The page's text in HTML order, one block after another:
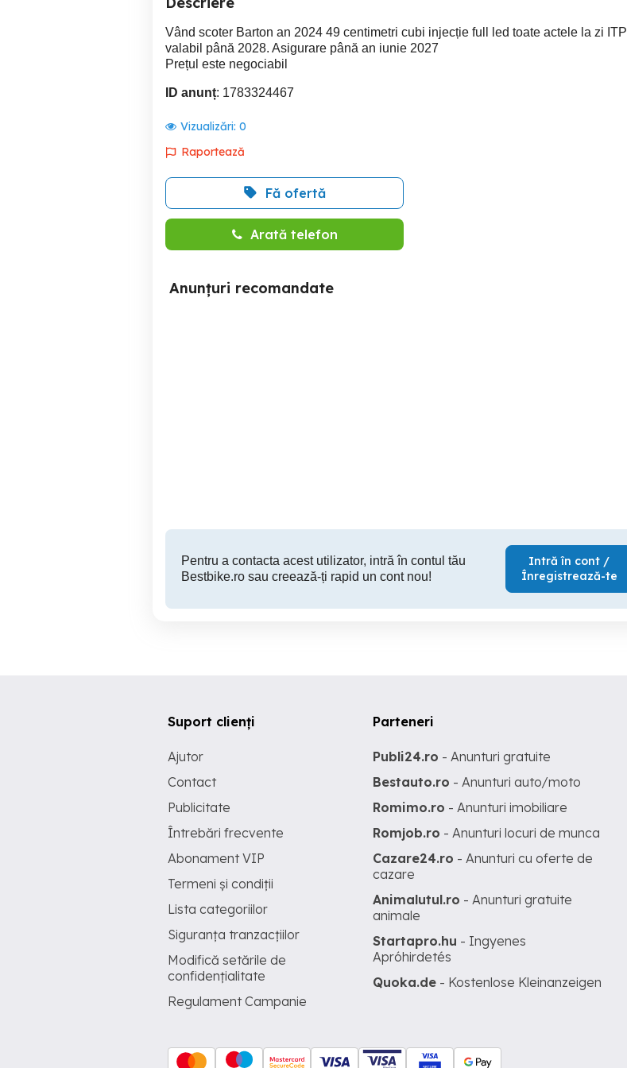
Vând scoter Barton an 2024 49 centimetri cubi injecție full led toate actele la zi ITP
valabil până 2028. Asigurare până an iunie 2027
Prețul este negociabil
ID anunț: 1783324467
Vizualizări: 0
Raportează
Fă ofertă
Arată telefon
Anunțuri recomandate
Pentru a contacta acest utilizator, intră în contul tău
Bestbike.ro sau creează-ți rapid un cont nou!
Intră în cont /
Înregistrează-te
Suport clienți
Ajutor
Contact
Publicitate
Întrebări frecvente
Abonament VIP
Termeni și condiții
Lista categoriilor
Siguranța tranzacțiilor
Modifică setările de
confidențialitate
Regulament Campanie
Parteneri
Publi24.ro - Anunturi gratuite
Bestauto.ro - Anunturi auto/moto
Romimo.ro - Anunturi imobiliare
Romjob.ro - Anunturi locuri de munca
Cazare24.ro - Anunturi cu oferte de
cazare
Animalutul.ro - Anunturi gratuite
animale
Startapro.hu - Ingyenes
Apróhirdetés
Quoka.de - Kostenlose Kleinanzeigen